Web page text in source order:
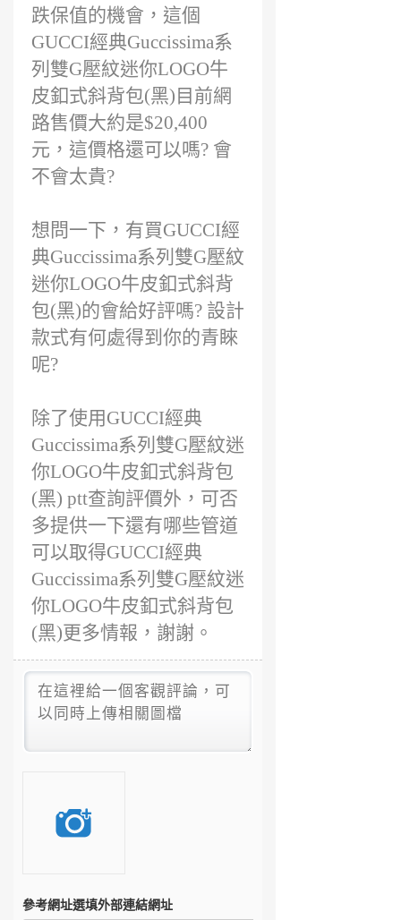
跌保值的機會，這個
GUCCI經典Guccissima系
列雙G壓紋迷你LOGO牛
皮釦式斜背包(黑)目前網
路售價大約是$20,400
元，這價格還可以嗎? 會
不會太貴?
想問一下，有買GUCCI經
典Guccissima系列雙G壓紋
迷你LOGO牛皮釦式斜背
包(黑)的會給好評嗎? 設計
款式有何處得到你的青睞
呢?
除了使用GUCCI經典
Guccissima系列雙G壓紋迷
你LOGO牛皮釦式斜背包
(黑) ptt查詢評價外，可否
多提供一下還有哪些管道
可以取得GUCCI經典
Guccissima系列雙G壓紋迷
你LOGO牛皮釦式斜背包
(黑)更多情報，謝謝。
參考網址選填外部連結網址